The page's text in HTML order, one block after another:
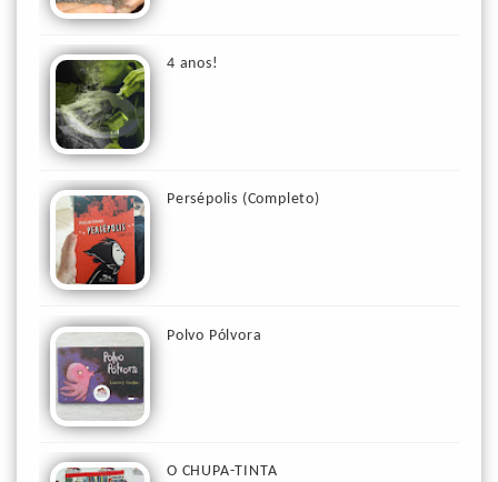
4 anos!
Persépolis (Completo)
Polvo Pólvora
O CHUPA-TINTA